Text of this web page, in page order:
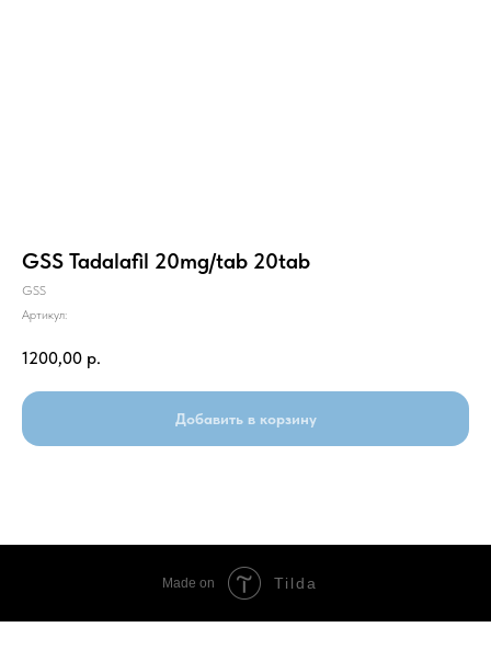
GSS Tadalafil 20mg/tab 20tab
GSS
Артикул:
1200,00 р.
Добавить в корзину
Made on Tilda